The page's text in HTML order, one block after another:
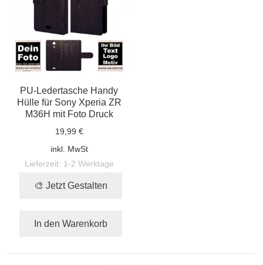
PU-Ledertasche Handy
Hülle für Sony Xperia ZR
M36H mit Foto Druck
19,99 €
inkl. MwSt
Lieferzeit: 1-2 Werktage
🎨 Jetzt Gestalten
In den Warenkorb